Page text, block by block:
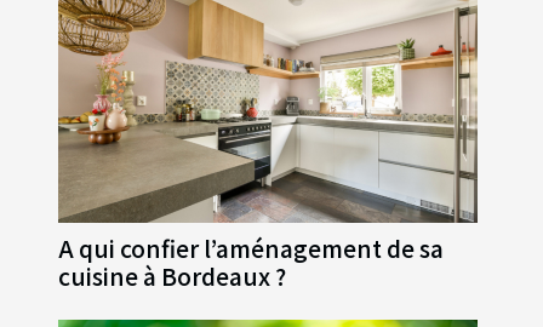
A qui confier l’aménagement de sa
cuisine à Bordeaux ?